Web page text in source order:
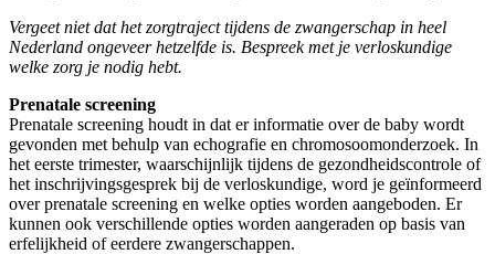
Vergeet niet dat het zorgtraject tijdens de zwangerschap in heel
Nederland ongeveer hetzelfde is. Bespreek met je verloskundige
welke zorg je nodig hebt.
Prenatale screening
Prenatale screening houdt in dat er informatie over de baby wordt
gevonden met behulp van echografie en chromosoomonderzoek. In
het eerste trimester, waarschijnlijk tijdens de gezondheidscontrole of
het inschrijvingsgesprek bij de verloskundige, word je geïnformeerd
over prenatale screening en welke opties worden aangeboden. Er
kunnen ook verschillende opties worden aangeraden op basis van
erfelijkheid of eerdere zwangerschappen.